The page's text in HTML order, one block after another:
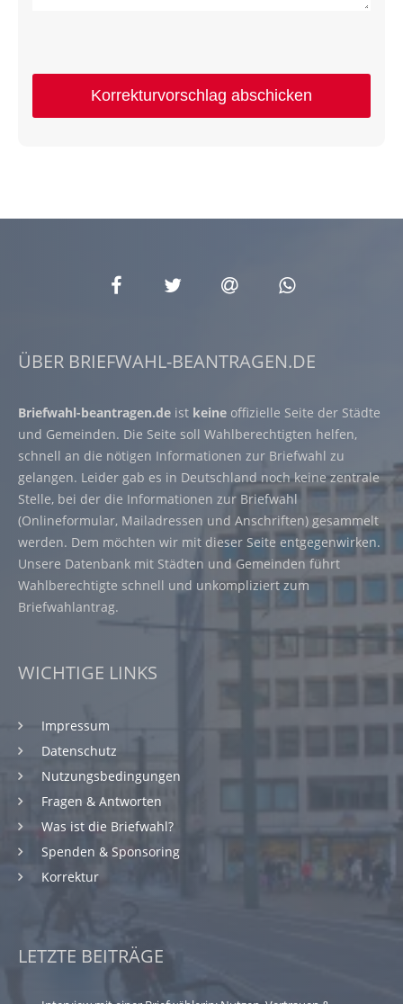
Korrekturvorschlag abschicken
ÜBER BRIEFWAHL-BEANTRAGEN.DE
Briefwahl-beantragen.de ist keine offizielle Seite der Städte
und Gemeinden. Die Seite soll Wahlberechtigten helfen,
schnell an die nötigen Informationen zur Briefwahl zu
gelangen. Leider gab es in Deutschland noch keine zentrale
Stelle, bei der die Informationen zur Briefwahl
(Onlineformular, Mailadressen und Anschriften) gesammelt
werden. Dem möchten wir mit dieser Seite entgegenwirken.
Unsere Datenbank mit Städten und Gemeinden führt
Wahlberechtigte schnell und unkompliziert zum
Briefwahlantrag.
WICHTIGE LINKS
Impressum
Datenschutz
Nutzungsbedingungen
Fragen & Antworten
Was ist die Briefwahl?
Spenden & Sponsoring
Korrektur
LETZTE BEITRÄGE